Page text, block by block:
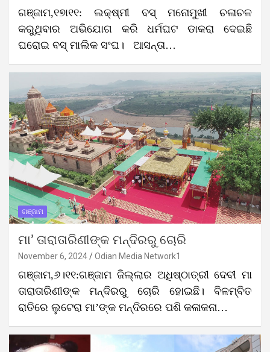
ଗଞ୍ଜାମ,୧୭ା୧୧: ଲକ୍ଷ୍ମୀ ବସ୍‌ ମନୋମୁଖୀ ଚଳାଚଳ
କରୁଥିବାର ଅଭିଯୋଗ କରି ଧର୍ମଘଟ ଡାକରା ଦେଇଛି
ଘରୋଇ ବସ୍‌ ମାଲିକ ସଂଘ। ଆସନ୍ତା…
ଗଞ୍ଜାମ
ମା’ ତାରାତାରିଣୀଙ୍କ ମନ୍ଦିରରୁ ଚୋରି
November 6, 2024 Odian Media Network1
ଗଞ୍ଜାମ,୬।୧୧:ଗଞ୍ଜାମ ଜିଲ୍ଲାର ଅଧିଷ୍ଠାତ୍ରୀ ଦେବୀ ମା
ତାରାତାରିଣୀଙ୍କ ମନ୍ଦିରରୁ ଚୋରି ହୋଇଛି। ବିଳମ୍ବିତ
ରାତିରେ ଲୁଟେରା ମା’ଙ୍କ ମନ୍ଦିରରେ ପଶି କଳାକନା…